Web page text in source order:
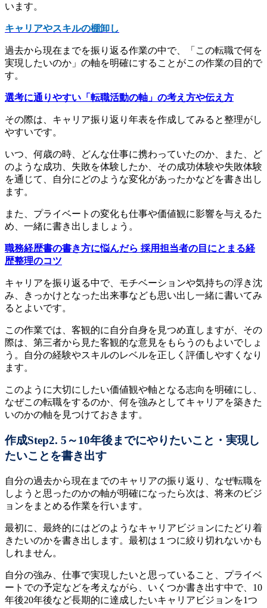
います。
キャリアやスキルの棚卸し
過去から現在までを振り返る作業の中で、「この転職で何を
実現したいのか」の軸を明確にすることがこの作業の目的で
す。
選考に通りやすい「転職活動の軸」の考え方や伝え方
その際は、キャリア振り返り年表を作成してみると整理がし
やすいです。
いつ、何歳の時、どんな仕事に携わっていたのか、また、ど
のような成功、失敗を体験したか、その成功体験や失敗体験
を通じて、自分にどのような変化があったかなどを書き出し
ます。
また、プライベートの変化も仕事や価値観に影響を与えるた
め、一緒に書き出しましょう。
職務経歴書の書き方に悩んだら 採用担当者の目にとまる経
歴整理のコツ
キャリアを振り返る中で、モチベーションや気持ちの浮き沈
み、きっかけとなった出来事なども思い出し一緒に書いてみ
るとよいです。
この作業では、客観的に自分自身を見つめ直しますが、その
際は、第三者から見た客観的な意見をもらうのもよいでしょ
う。自分の経験やスキルのレベルを正しく評価しやすくなり
ます。
このように大切にしたい価値観や軸となる志向を明確にし、
なぜこの転職をするのか、何を強みとしてキャリアを築きた
いのかの軸を見つけておきます。
作成Step2. 5～10年後までにやりたいこと・実現し
たいことを書き出す
自分の過去から現在までのキャリアの振り返り、なぜ転職を
しようと思ったのかの軸が明確になったら次は、将来のビジ
ョンをまとめる作業を行います。
最初に、最終的にはどのようなキャリアビジョンにたどり着
きたいのかを書き出します。最初は１つに絞り切れないかも
しれません。
自分の強み、仕事で実現したいと思っていること、プライベ
ートでの予定などを考えながら、いくつか書き出す中で、10
年後20年後など長期的に達成したいキャリアビジョンを1つ